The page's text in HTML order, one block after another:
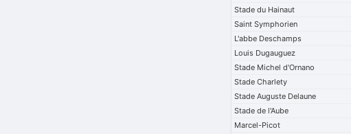
Stade du Hainaut
Saint Symphorien
L'abbe Deschamps
Louis Dugauguez
Stade Michel d'Ornano
Stade Charlety
Stade Auguste Delaune
Stade de l'Aube
Marcel-Picot